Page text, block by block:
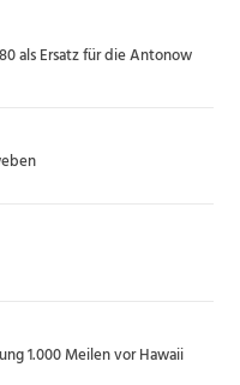
als Ersatz für die Antonow
1.000 Meilen vor Hawaii